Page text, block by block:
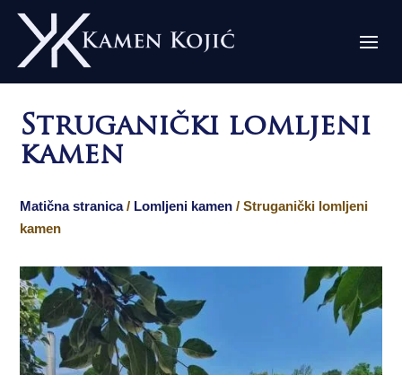
Struganički lomljeni
kamen
Matična stranica/ Lomljeni kamen / Struganički lomljeni
kamen